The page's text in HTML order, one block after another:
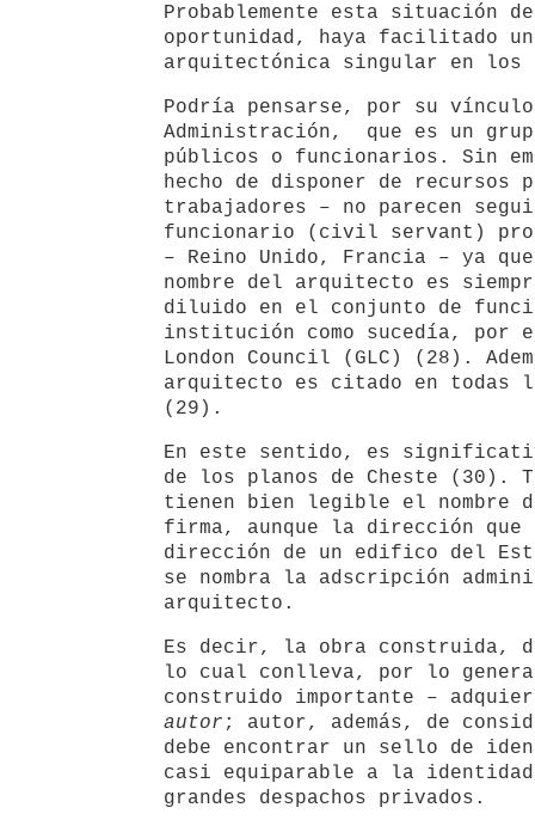
Probablemente esta situación
oportunidad, haya facilitado
arquitectónica singular en los
Podría pensarse, por su
Administración, que es un
públicos o funcionarios. Sin
hecho de disponer de
trabajadores – no parecen
funcionario (civil servant)
– Reino Unido, Francia – ya
nombre del arquitecto es
diluido en el conjunto de
institución como sucedía, por
London Council (GLC) (28).
arquitecto es citado en todas
(29).
En este sentido, es
de los planos de Cheste (30).
tienen bien legible el nombre
firma, aunque la dirección que
dirección de un edifico del
se nombra la adscripción
arquitecto.
Es decir, la obra construida,
lo cual conlleva, por lo
construido importante –
autor ; autor, además, de
debe encontrar un sello de
casi equiparable a la
grandes despachos privados.